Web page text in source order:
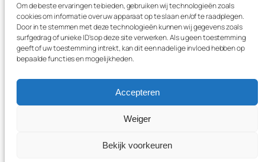
Om de beste ervaringen te bieden, gebruiken wij technologieën zoals
cookies om informatie over uw apparaat op te slaan en/of te raadplegen.
Door in te stemmen met deze technologieën kunnen wij gegevens zoals
surfgedrag of unieke ID's op deze site verwerken. Als u geen toestemming
geeft of uw toestemming intrekt, kan dit een nadelige invloed hebben op
bepaalde functies en mogelijkheden.
Accepteren
Weiger
Bekijk voorkeuren
Blog
Over
Evenementen
Winkel